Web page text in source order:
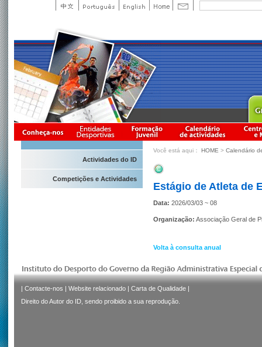
Actividades do ID
Competições e Actividades
Você está aqui： HOME > Calendário
Estágio de Atleta de
Data: 2026/03/03 ~ 08
Organização: Associação Geral de
Volta à consulta anual
| Contacte-nos | Website relacionado | Carta de Qualidade |
Direito do Autor do ID, sendo proibido a sua reprodução.